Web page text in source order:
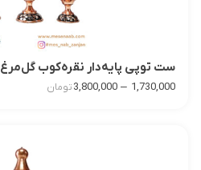
ست توپی پایه‌دار نقره‌کوب گل‌مرغ
1,730,000
–
3,800,000تومان